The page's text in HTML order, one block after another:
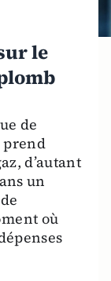
le
de
prend
d’autant
un
où